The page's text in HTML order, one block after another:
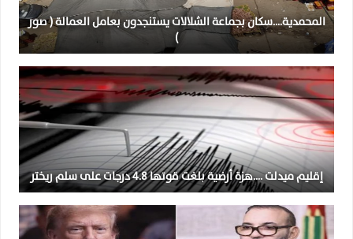
المحمدية….سكان بجماعة الشلالات يستنجدون بعامل العمالة ( صور
)
إقليم ميدلت ….هزة أرضية بلغت قوتها 4.8 درجات على سلم ريختر